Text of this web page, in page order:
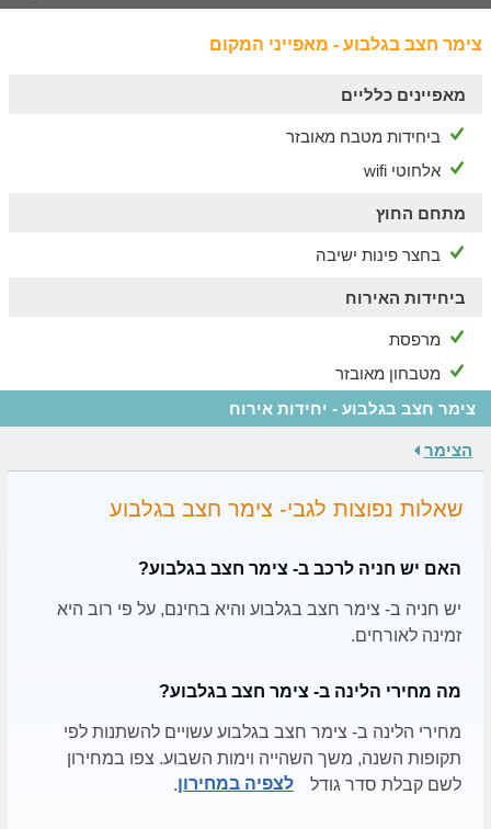
צימר חצב בגלבוע - מאפייני המקום
מאפיינים כלליים
ביחידות מטבח מאובזר
אלחוטי wifi
מתחם החוץ
בחצר פינות ישיבה
ביחידות האירוח
מרפסת
מטבחון מאובזר
צימר חצב בגלבוע - יחידות אירוח
הצימר
שאלות נפוצות לגבי- צימר חצב בגלבוע
האם יש חניה לרכב ב- צימר חצב בגלבוע?
יש חניה ב- צימר חצב בגלבוע והיא בחינם, על פי רוב היא
זמינה לאורחים.
מה מחירי הלינה ב- צימר חצב בגלבוע?
מחירי הלינה ב- צימר חצב בגלבוע עשויים להשתנות לפי
תקופות השנה, משך השהייה וימות השבוע. צפו במחירון
לשם קבלת סדר גודל
לצפיה במחירון.